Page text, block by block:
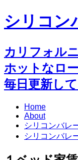
シリコン
カリフォル
ホットなロ
毎日更新して
Home
About
シリコンバレ
シリコンバレ